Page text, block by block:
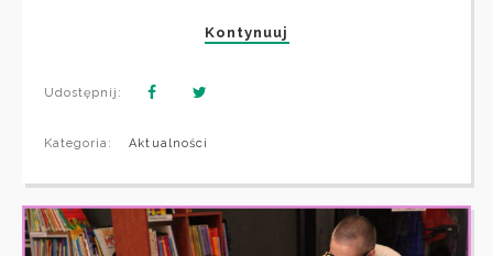
Kontynuuj
Udostępnij:
Kategoria: Aktualności